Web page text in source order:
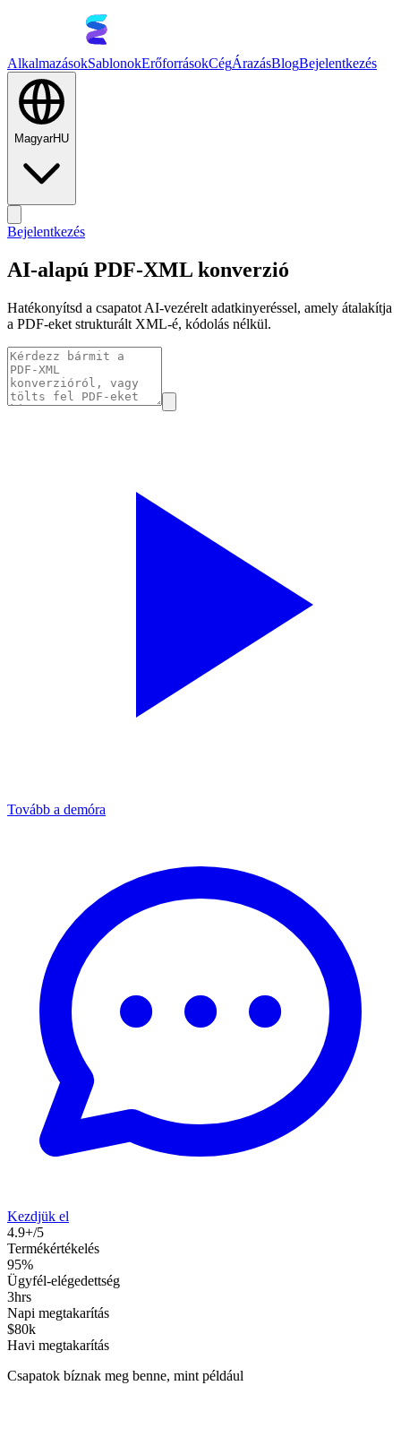
AlkalmazásokSablonokErőforrásokCégÁrazásBlogBejelentkezés
MagyarHU
Bejelentkezés
AI-alapú PDF-XML konverzió
Hatékonyítsd a csapatot AI-vezérelt adatkinyeréssel, amely átalakítja
a PDF-eket strukturált XML-é, kódolás nélkül.
Tovább a demóra
Kezdjük el
4.9+/5
Termékértékelés
95%
Ügyfél-elégedettség
3hrs
Napi megtakarítás
$80k
Havi megtakarítás
Csapatok bíznak meg benne, mint például